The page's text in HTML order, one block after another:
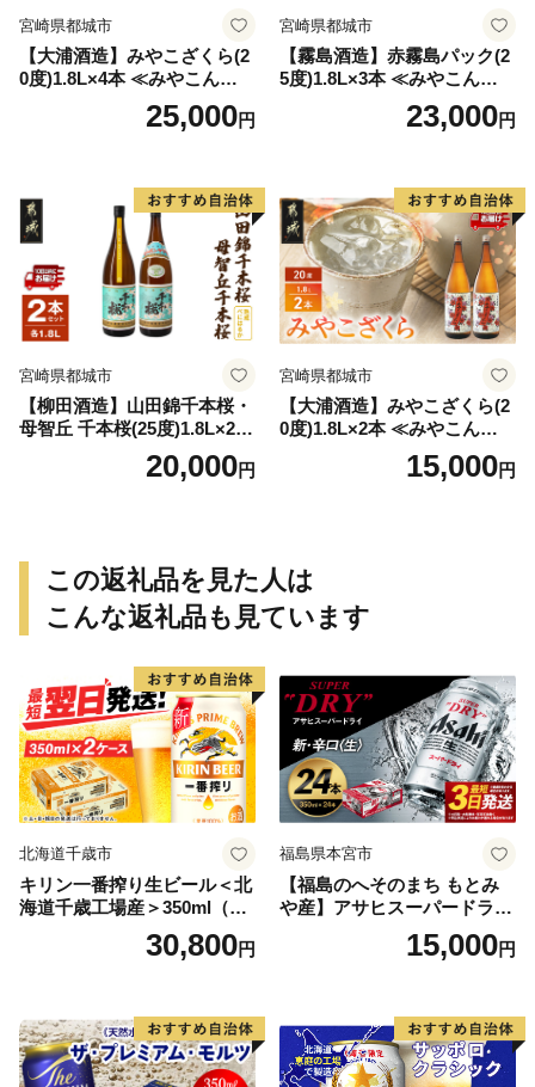
宮崎県都城市
【大浦酒造】みやこざくら(2
0度)1.8L×4本 ≪みやこんじょ
特急便≫_AD-077125,000円
宮崎県都城市
【霧島酒造】赤霧島パック(2
5度)1.8L×3本 ≪みやこんじょ
特急便≫_23-07-K03P-1800-3
23,000円
宮崎県都城市
【柳田酒造】山田錦千本桜・
母智丘 千本桜(25度)1.8L×2本
≪みやこんじょ特急便≫_AC
20,000円
宮崎県都城市
【大浦酒造】みやこざくら(2
0度)1.8L×2本 ≪みやこんじょ
特急便≫_MJ-077115,000円
この返礼品を見た人は
こんな返礼品も見ています
北海道千歳市
キリン一番搾り生ビール＜北
海道千歳工場産＞350ml（24
30,800円
福島県本宮市
【福島のへそのまち もとみ
や産】アサヒスーパードライ
350ml×24本 合計8.4L 1ケー
ス アルコール度数5% 缶ビー
口 送料無料 カメイ 本宮市
【07214-0206】
15,000円